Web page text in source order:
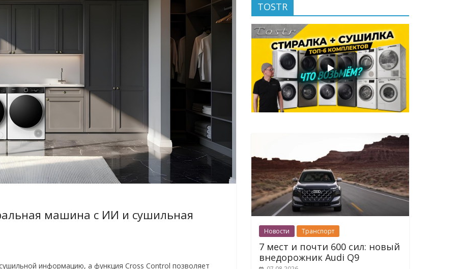
машина с ИИ и сушильная
информацию, а функция Cross Control позволяет
TOSTR
Новости Транспорт
7 мест и почти 600 сил: новый
внедорожник Audi Q9